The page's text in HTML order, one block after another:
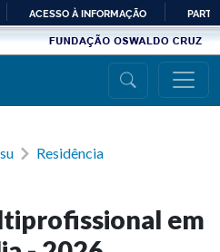
PARA
ACESSO À INFORMAÇÃO
Residência
em